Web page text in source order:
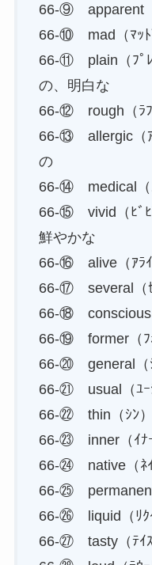
66-⑨ apparent
66-⑩ mad（ﾏｯ
66-⑪ plain（ﾌﾟ
の、明白な
66-⑫ rough（ﾗ
66-⑬ allergic（
の
66-⑭ medical（
66-⑮ vivid（ﾋﾞﾋ
鮮やかな
66-⑯ alive（ｱﾗ
66-⑰ several（
66-⑱ conscious
66-⑲ former（ﾌ
66-⑳ general（
66-㉑ usual（ﾕ
66-㉒ thin（ｼﾝ
66-㉓ inner（ｲ
66-㉔ native（ﾈ
66-㉕
66-㉖ liquid（ﾘ
66-㉗ tasty（ﾃｲ